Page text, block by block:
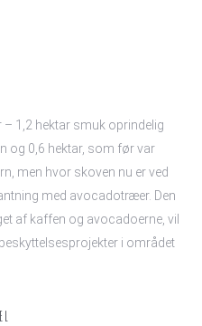
1,2 hektar smuk oprindelig
og 0,6 hektar, som før var
men hvor skoven nu er ved
med avocadotræer. Den
af kaffen og avocadoerne, vil
i området